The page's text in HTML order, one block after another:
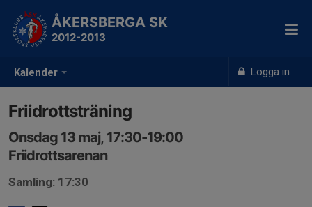
Kalender Logga in
ÅKERSBERGA SK
2012-2013
Friidrottsträning
Onsdag 13 maj, 17:30-19:00
Friidrottsarenan
Samling: 17:30